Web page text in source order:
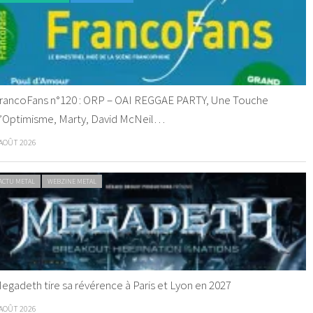
n°120 : ORP – OAI REGGAE PARTY, Une Touche
Marty, David McNeil…
2026
METAL WEBZINE METAL
tire sa révérence à Paris et Lyon en 2027
2026